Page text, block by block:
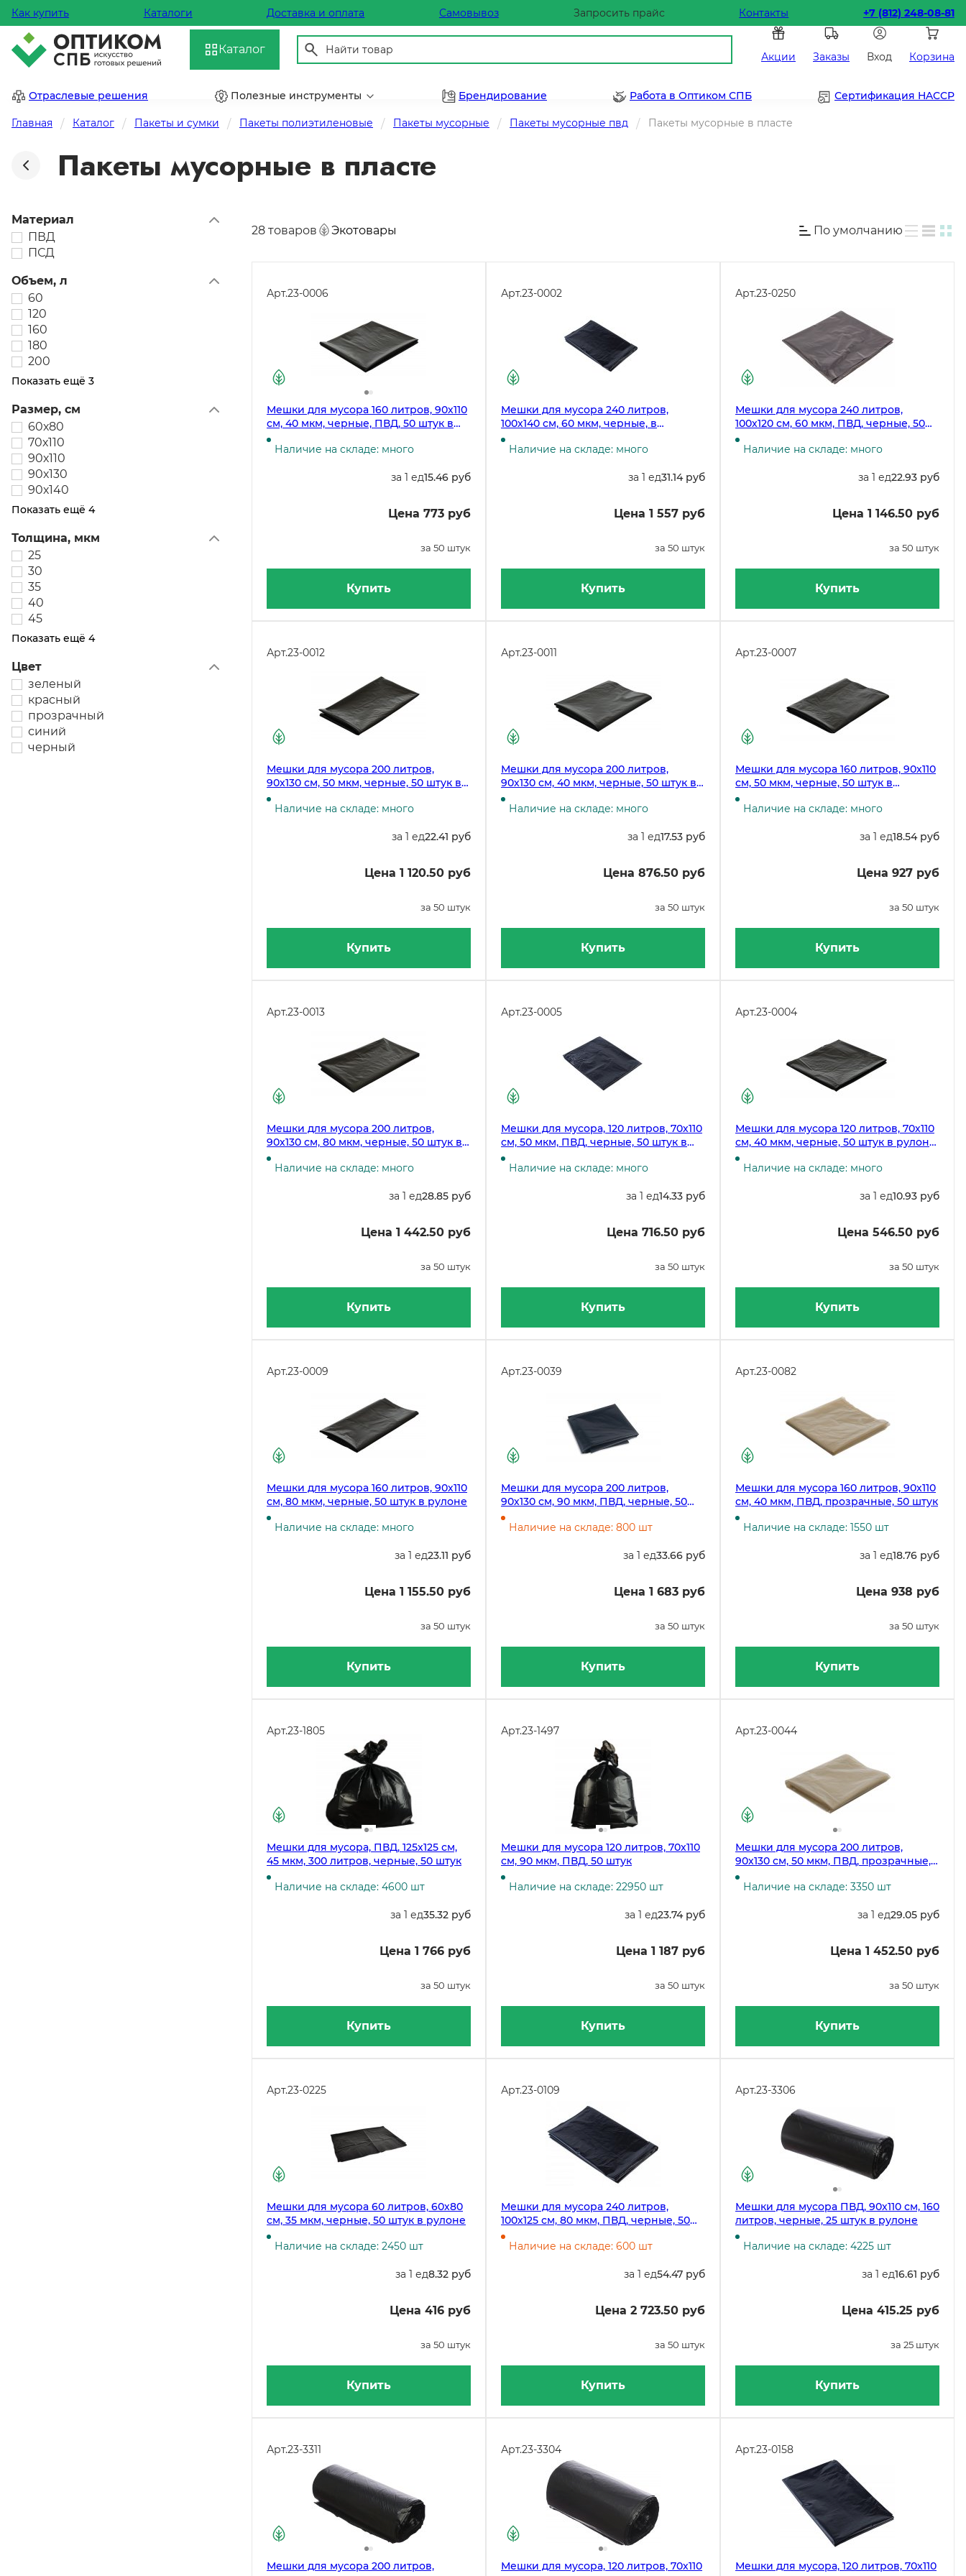
Как купить Каталоги Доставка и оплата Самовывоз Запросить прайс Контакты +7 (812) 248-08-81
Каталог
Акции Заказы Вход Корзина
Отраслевые решения Полезные инструменты Брендирование Работа в Оптиком СПБ Сертификация HACCP
Главная Каталог Пакеты и сумки Пакеты полиэтиленовые Пакеты мусорные Пакеты мусорные пвд Пакеты мусорные в пласте
Пакеты мусорные в пласте
Материал
ПВД
ПСД
Объем, л
60
120
160
180
200
Показать ещё 3
Размер, см
60х80
70х110
90х110
90х130
90х140
Показать ещё 4
Толщина, мкм
25
30
35
40
45
Показать ещё 4
Цвет
зеленый
красный
прозрачный
синий
черный
28 товаров Экотовары По умолчанию
Арт.23-0006
Мешки для мусора 160 литров, 90х110
см, 40 мкм, черные, ПВД, 50 штук в
упаковке
Наличие на складе: много
за 1 ед15.46 руб
Цена 773 руб
за 50 штук
Купить
Арт.23-0002
Мешки для мусора 240 литров,
100х140 см, 60 мкм, черные, в
упаковке 50 штук
Наличие на складе: много
за 1 ед31.14 руб
Цена 1 557 руб
за 50 штук
Купить
Арт.23-0250
Мешки для мусора 240 литров,
100х120 см, 60 мкм, ПВД, черные, 50
штук
Наличие на складе: много
за 1 ед22.93 руб
Цена 1 146.50 руб
за 50 штук
Купить
Арт.23-0012
Мешки для мусора 200 литров,
90х130 см, 50 мкм, черные, 50 штук в
упаковке
Наличие на складе: много
за 1 ед22.41 руб
Цена 1 120.50 руб
за 50 штук
Купить
Арт.23-0011
Мешки для мусора 200 литров,
90х130 см, 40 мкм, черные, 50 штук в
рулоне, 200 рулонов в коробке
Наличие на складе: много
за 1 ед17.53 руб
Цена 876.50 руб
за 50 штук
Купить
Арт.23-0007
Мешки для мусора 160 литров, 90х110
см, 50 мкм, черные, 50 штук в
упаковке
Наличие на складе: много
за 1 ед18.54 руб
Цена 927 руб
за 50 штук
Купить
Арт.23-0013
Мешки для мусора 200 литров,
90х130 см, 80 мкм, черные, 50 штук в
рулоне
Наличие на складе: много
за 1 ед28.85 руб
Цена 1 442.50 руб
за 50 штук
Купить
Арт.23-0005
Мешки для мусора, 120 литров, 70х110
см, 50 мкм, ПВД, черные, 50 штук в
упаковке, 200 штук в коробке
Наличие на складе: много
за 1 ед14.33 руб
Цена 716.50 руб
за 50 штук
Купить
Арт.23-0004
Мешки для мусора 120 литров, 70х110
см, 40 мкм, черные, 50 штук в рулоне,
200 рулонов в коробке
Наличие на складе: много
за 1 ед10.93 руб
Цена 546.50 руб
за 50 штук
Купить
Арт.23-0009
Мешки для мусора 160 литров, 90х110
см, 80 мкм, черные, 50 штук в рулоне
Наличие на складе: много
за 1 ед23.11 руб
Цена 1 155.50 руб
за 50 штук
Купить
Арт.23-0039
Мешки для мусора 200 литров,
90х130 см, 90 мкм, ПВД, черные, 50
штук в упаковке, 100 штук в коробке
Наличие на складе: 800 шт
за 1 ед33.66 руб
Цена 1 683 руб
за 50 штук
Купить
Арт.23-0082
Мешки для мусора 160 литров, 90х110
см, 40 мкм, ПВД, прозрачные, 50 штук
Наличие на складе: 1550 шт
за 1 ед18.76 руб
Цена 938 руб
за 50 штук
Купить
Арт.23-1805
Мешки для мусора, ПВД, 125х125 см,
45 мкм, 300 литров, черные, 50 штук
Наличие на складе: 4600 шт
за 1 ед35.32 руб
Цена 1 766 руб
за 50 штук
Купить
Арт.23-1497
Мешки для мусора 120 литров, 70х110
см, 90 мкм, ПВД, 50 штук
Наличие на складе: 22950 шт
за 1 ед23.74 руб
Цена 1 187 руб
за 50 штук
Купить
Арт.23-0044
Мешки для мусора 200 литров,
90х130 см, 50 мкм, ПВД, прозрачные,
50 штук в рулоне
Наличие на складе: 3350 шт
за 1 ед29.05 руб
Цена 1 452.50 руб
за 50 штук
Купить
Арт.23-0225
Мешки для мусора 60 литров, 60х80
см, 35 мкм, черные, 50 штук в рулоне
Наличие на складе: 2450 шт
за 1 ед8.32 руб
Цена 416 руб
за 50 штук
Купить
Арт.23-0109
Мешки для мусора 240 литров,
100х125 см, 80 мкм, ПВД, черные, 50
штук
Наличие на складе: 600 шт
за 1 ед54.47 руб
Цена 2 723.50 руб
за 50 штук
Купить
Арт.23-3306
Мешки для мусора ПВД, 90х110 см, 160
литров, черные, 25 штук в рулоне
Наличие на складе: 4225 шт
за 1 ед16.61 руб
Цена 415.25 руб
за 25 штук
Купить
Арт.23-3311
Мешки для мусора 200 литров,
Арт.23-3304
Мешки для мусора, 120 литров, 70х110
Арт.23-0158
Мешки для мусора, 120 литров, 70х110